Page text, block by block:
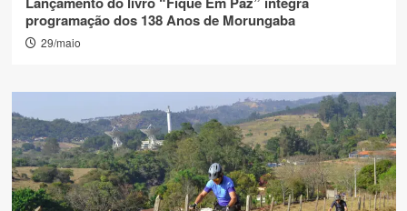
programação dos 138 Anos de Morungaba
29/maio